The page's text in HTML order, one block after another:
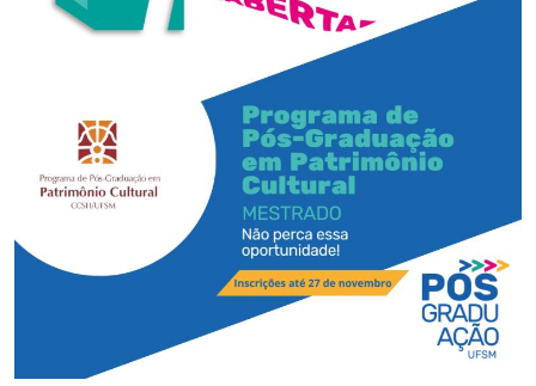
Ministério do Desenvolvimento Regional
Controladoria-Geral da União
Ministério da Mulher, da Família e dos Direitos Humanos
Gabinete de Segurança Institucional